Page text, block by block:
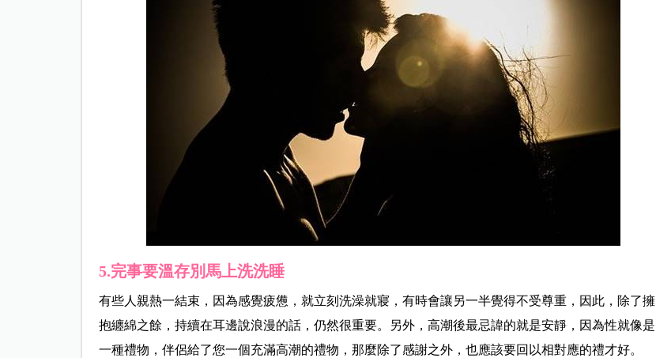
5.完事要溫存別馬上洗洗睡
有些人親熱一結束，因為感覺疲憊，就立刻洗澡就寢，有時會讓另一半覺得不受尊重，因此，除了擁
抱纏綿之餘，持續在耳邊說浪漫的話，仍然很重要。另外，高潮後最忌諱的就是安靜，因為性就像是
一種禮物，伴侶給了您一個充滿高潮的禮物，那麼除了感謝之外，也應該要回以相對應的禮才好。